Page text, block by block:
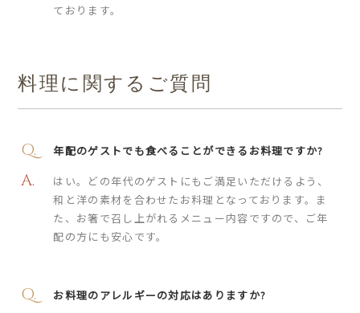
ております。
料理に関するご質問
年配のゲストでも食べることができるお料理ですか?
はい。どの年代のゲストにもご満足いただけるよう、
和と洋の素材を合わせたお料理となっております。ま
た、お箸で召し上がれるメニュー内容ですので、ご年
配の方にも安心です。
お料理のアレルギーの対応はありますか?